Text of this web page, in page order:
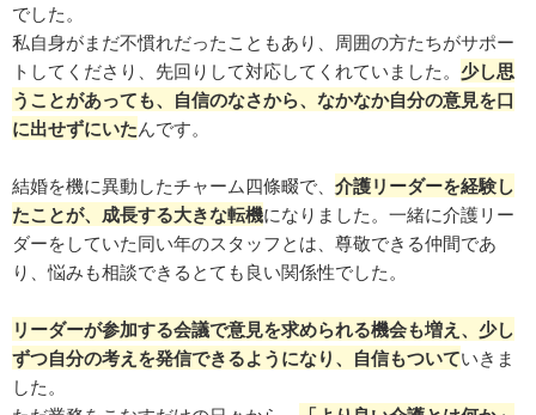
でした。
私自身がまだ不慣れだったこともあり、周囲の方たちがサポー
トしてくださり、先回りして対応してくれていました。 少し思
うことがあっても、自信のなさから、なかなか自分の意見を口
に出せずにいたんです。
結婚を機に異動したチャーム四條畷で、 介護リーダーを経験し
たことが、成長する大きな転機になりました。一緒に介護リー
ダーをしていた同い年のスタッフとは、尊敬できる仲間であ
り、悩みも相談できるとても良い関係性でした。
リーダーが参加する会議で意見を求められる機会も増え、少し
ずつ自分の考えを発信できるようになり、自信もついていきま
した。